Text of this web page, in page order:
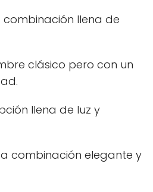
combinación llena de
clásico pero con un
llena de luz y
combinación elegante y